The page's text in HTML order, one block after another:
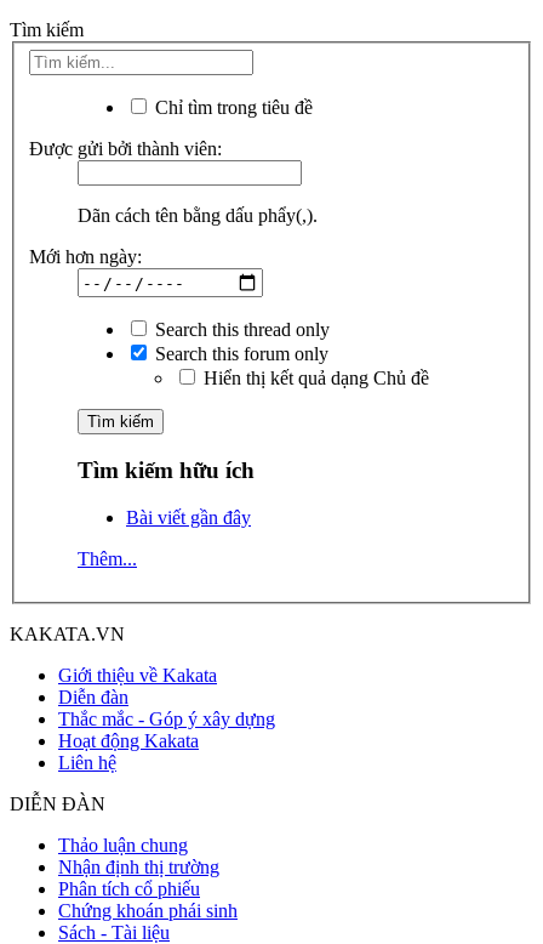
Tìm kiếm
Chỉ tìm trong tiêu đề
Được gửi bởi thành viên:
Dãn cách tên bằng dấu phẩy(,).
Mới hơn ngày:
Search this thread only
Search this forum only
Hiển thị kết quả dạng Chủ đề
Tìm kiếm hữu ích
Bài viết gần đây
Thêm...
KAKATA.VN
Giới thiệu về Kakata
Diễn đàn
Thắc mắc - Góp ý xây dựng
Hoạt động Kakata
Liên hệ
DIỄN ĐÀN
Thảo luận chung
Nhận định thị trường
Phân tích cổ phiếu
Chứng khoán phái sinh
Sách - Tài liệu